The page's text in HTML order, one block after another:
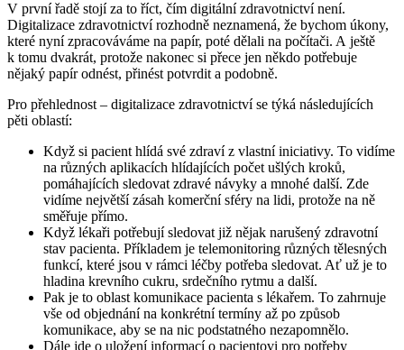
V první řadě stojí za to říct, čím digitální zdravotnictví není.
Digitalizace zdravotnictví rozhodně neznamená, že bychom úkony,
které nyní zpracováváme na papír, poté dělali na počítači. A ještě
k tomu dvakrát, protože nakonec si přece jen někdo potřebuje
nějaký papír odnést, přinést potvrdit a podobně.
Pro přehlednost – digitalizace zdravotnictví se týká následujících
pěti oblastí:
Když si pacient hlídá své zdraví z vlastní iniciativy. To vidíme
na různých aplikacích hlídajících počet ušlých kroků,
pomáhajících sledovat zdravé návyky a mnohé další. Zde
vidíme největší zásah komerční sféry na lidi, protože na ně
směřuje přímo.
Když lékaři potřebují sledovat již nějak narušený zdravotní
stav pacienta. Příkladem je telemonitoring různých tělesných
funkcí, které jsou v rámci léčby potřeba sledovat. Ať už je to
hladina krevního cukru, srdečního rytmu a další.
Pak je to oblast komunikace pacienta s lékařem. To zahrnuje
vše od objednání na konkrétní termíny až po způsob
komunikace, aby se na nic podstatného nezapomnělo.
Dále jde o uložení informací o pacientovi pro potřeby